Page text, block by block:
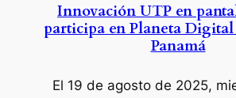
Innovación UTP en
participa en Planeta Digital
Panamá
El 19 de agosto de 2025,